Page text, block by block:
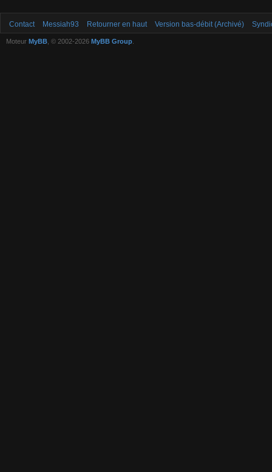
Contact Messiah93 Retourner en haut Version bas-débit (Archivé)
Moteur MyBB , © 2002-2026 MyBB Group